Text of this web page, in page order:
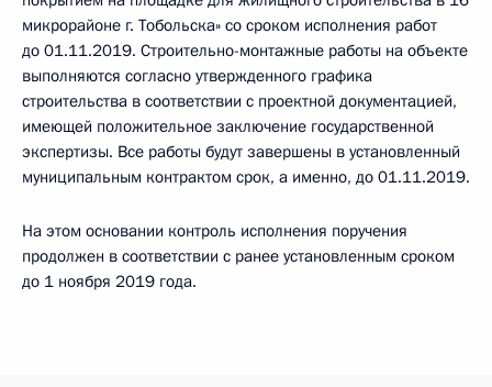
микрорайоне г. Тобольска» со сроком исполнения работ
до 01.11.2019. Строительно-монтажные работы на объекте
выполняются согласно утвержденного графика
строительства в соответствии с проектной документацией,
имеющей положительное заключение государственной
экспертизы. Все работы будут завершены в установленный
муниципальным контрактом срок, а именно, до 01.11.2019.
На этом основании контроль исполнения поручения
продолжен в соответствии с ранее установленным сроком
до 1 ноября 2019 года.